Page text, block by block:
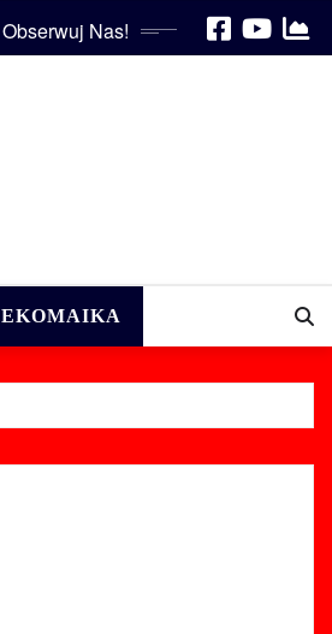
Obserwuj Nas!
EKOMAIKA